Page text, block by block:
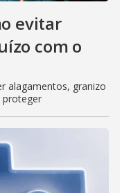
evitar
com o
alagamentos, granizo
proteger